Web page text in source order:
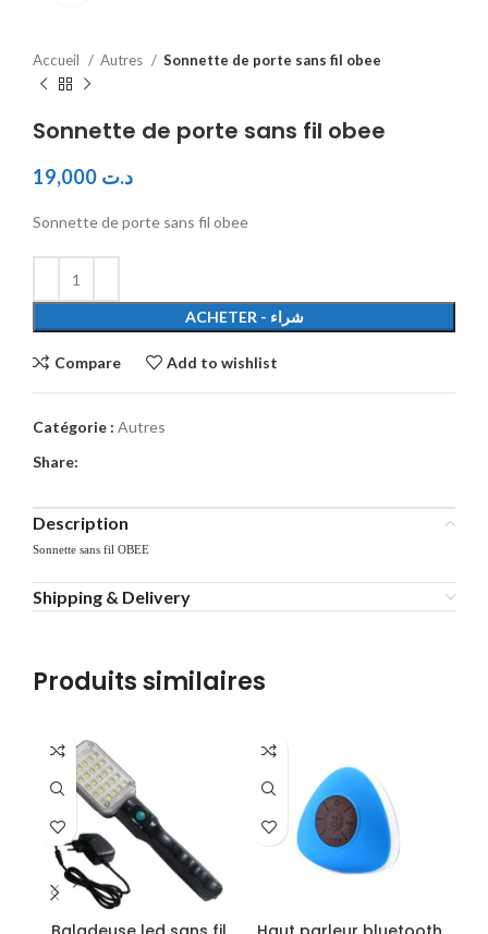
Accueil Autres Sonnette de porte sans fil obee
Sonnette de porte sans fil obee
د.ت
Sonnette de porte sans fil obee
ACHETER - شراء
Compare Add to wishlist
Catégorie : Autres
Share:
Description
Sonnette sans fil OBEE
Shipping & Delivery
Produits similaires